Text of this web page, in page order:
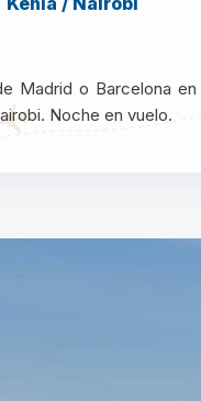
Madrid o Barcelona
Noche en vuelo.